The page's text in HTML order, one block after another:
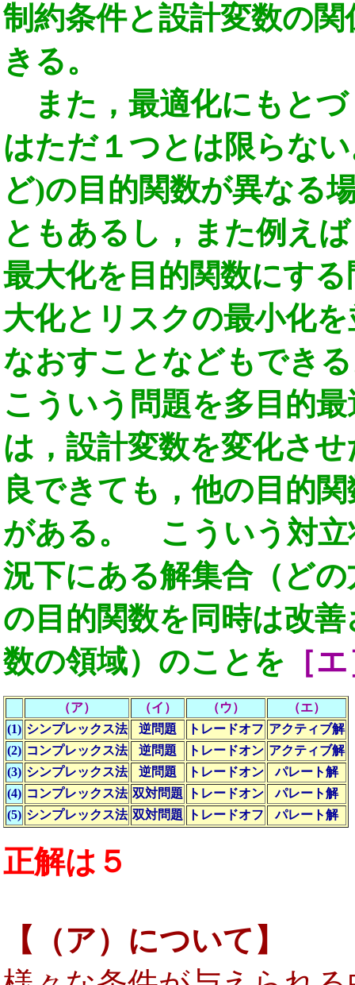
制約条件と設計変数の
きる。
また，最適化にもとづ
はただ１つとは限らな
ど)の目的関数が異なる
ともあるし，また例え
最大化を目的関数にす
大化とリスクの最小化
なおすことなどもでき
こういう問題を多目的
は，設計変数を変化さ
良できても，他の目的
がある。 こういう対立
況下にある解集合（ど
の目的関数を同時は改
数の領域）のことを ［
（ア） （イ） （ウ）
（エ）
(1) シンプレックス法 逆問題 トレードオフ アクティブ解
(2) コンプレックス法 逆問題 トレードオン アクティブ解
(3) シンプレックス法 逆問題 トレードオン
パレート解
(4) コンプレックス法 双対問題 トレードオン
パレート解
(5) シンプレックス法 双対問題 トレードオフ パレート解
正解は５
【（ア）について】